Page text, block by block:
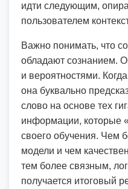
идти следующим,
пользователем
Важно понимать, что
обладают сознанием.
и вероятностями.
она буквально
слово на основе тех
информации, которые
своего обучения. Чем
модели и чем
тем более связным,
получается итоговый